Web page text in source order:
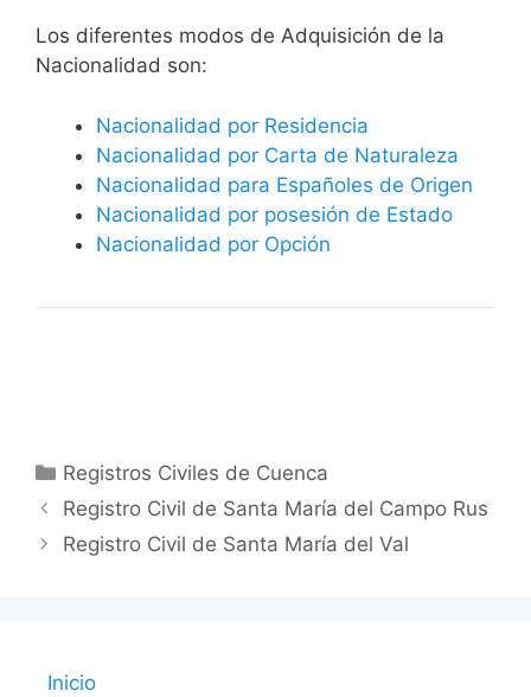
​​​Los diferentes modos de Adquisición de la
Nacionalidad son:
Nacionalidad por Residencia
Nacionalidad por Carta de Naturaleza
Nacionalidad para Españoles de Origen
Nacionalidad por posesión de Estado
Nacionalidad por Opción
Categorías
Registros Civiles de Cuenca
Registro Civil de Santa María del Campo Rus
Registro Civil de Santa María del Val
Inicio